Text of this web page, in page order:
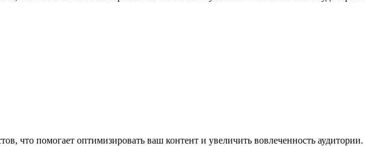
что помогает оптимизировать ваш контент и увеличить вовлеченность аудитории.